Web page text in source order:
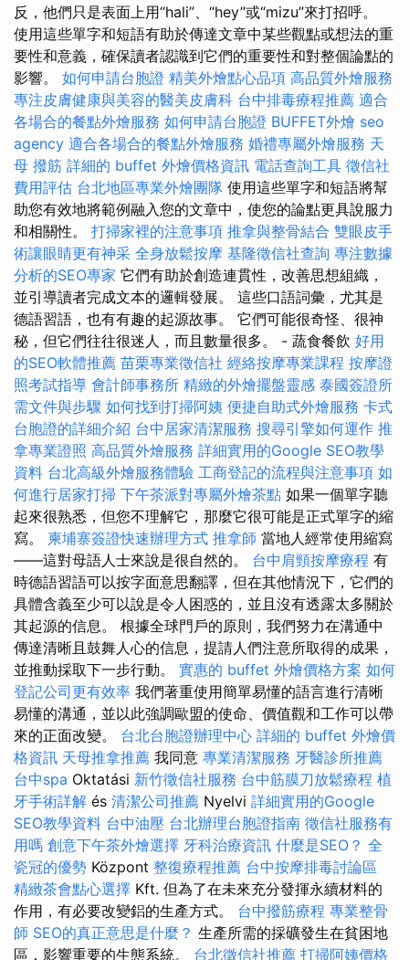
反，他們只是表面上用“hali”、“hey”或“mizu”來打招呼。
使用這些單字和短語有助於傳達文章中某些觀點或想法的重
要性和意義，確保讀者認識到它們的重要性和對整個論點的
影響。 如何申請台胞證 精美外燴點心品項 高品質外燴服務
專注皮膚健康與美容的醫美皮膚科 台中排毒療程推薦 適合
各場合的餐點外燴服務 如何申請台胞證 BUFFET外燴 seo
agency 適合各場合的餐點外燴服務 婚禮專屬外燴服務 天
母 撥筋 詳細的 buffet 外燴價格資訊 電話查詢工具 徵信社
費用評估 台北地區專業外燴團隊 使用這些單字和短語將幫
助您有效地將範例融入您的文章中，使您的論點更具說服力
和相關性。 打掃家裡的注意事項 推拿與整骨結合 雙眼皮手
術讓眼睛更有神采 全身放鬆按摩 基隆徵信社查詢 專注數據
分析的SEO專家 它們有助於創造連貫性，改善思想組織，
並引導讀者完成文本的邏輯發展。 這些口語詞彙，尤其是
德語習語，也有有趣的起源故事。 它們可能很奇怪、很神
秘，但它們往往很迷人，而且數量很多。 - 蔬食餐飲 好用
的SEO軟體推薦 苗栗專業徵信社 經絡按摩專業課程 按摩證
照考試指導 會計師事務所 精緻的外燴擺盤靈感 泰國簽證所
需文件與步驟 如何找到打掃阿姨 便捷自助式外燴服務 卡式
台胞證的詳細介紹 台中居家清潔服務 搜尋引擎如何運作 推
拿專業證照 高品質外燴服務 詳細實用的Google SEO教學
資料 台北高級外燴服務體驗 工商登記的流程與注意事項 如
何進行居家打掃 下午茶派對專屬外燴茶點 如果一個單字聽
起來很熟悉，但您不理解它，那麼它很可能是正式單字的縮
寫。 柬埔寨簽證快速辦理方式 推拿師 當地人經常使用縮寫
——這對母語人士來說是很自然的。 台中肩頸按摩療程 有
時德語習語可以按字面意思翻譯，但在其他情況下，它們的
具體含義至少可以說是令人困惑的，並且沒有透露太多關於
其起源的信息。 根據全球門戶的原則，我們努力在溝通中
傳達清晰且鼓舞人心的信息，提請人們注意所取得的成果，
並推動採取下一步行動。 實惠的 buffet 外燴價格方案 如何
登記公司更有效率 我們著重使用簡單易懂的語言進行清晰
易懂的溝通，並以此強調歐盟的使命、價值觀和工作可以帶
來的正面改變。 台北台胞證辦理中心 詳細的 buffet 外燴價
格資訊 天母推拿推薦 我同意 專業清潔服務 牙醫診所推薦
台中spa Oktatási 新竹徵信社服務 台中筋膜刀放鬆療程 植
牙手術詳解 és 清潔公司推薦 Nyelvi 詳細實用的Google
SEO教學資料 台中油壓 台北辦理台胞證指南 徵信社服務有
用嗎 創意下午茶外燴選擇 牙科治療資訊 什麼是SEO？ 全
瓷冠的優勢 Központ 整復療程推薦 台中按摩排毒討論區
精緻茶會點心選擇 Kft. 但為了在未來充分發揮永續材料的
作用，有必要改變鋁的生產方式。 台中撥筋療程 專業整骨
師 SEO的真正意思是什麼？ 生產所需的採礦發生在貧困地
區，影響重要的生態系統。 台北徵信社推薦 打掃阿姨價格